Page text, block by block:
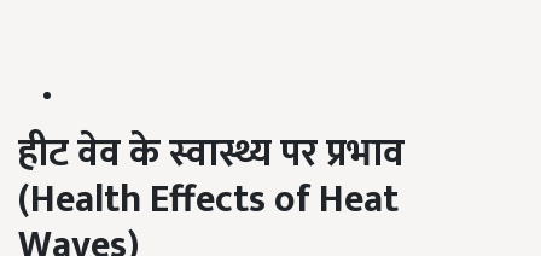
हीट वेव के स्वास्थ्य पर प्रभाव
(Health Effects of Heat